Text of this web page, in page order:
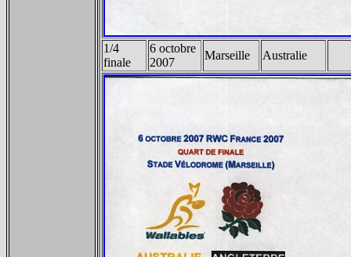
1/4
finale
6 octobre
2007
Marseille Australie